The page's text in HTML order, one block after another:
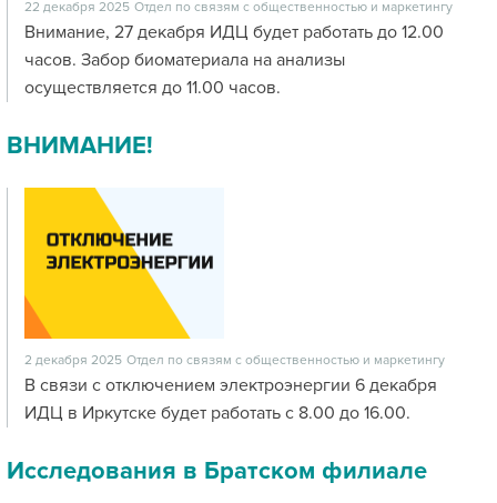
22 декабря 2025 Отдел по связям с общественностью и маркетингу
Внимание, 27 декабря ИДЦ будет работать до 12.00
часов. Забор биоматериала на анализы
осуществляется до 11.00 часов.
ВНИМАНИЕ!
2 декабря 2025 Отдел по связям с общественностью и маркетингу
В связи с отключением электроэнергии 6 декабря
ИДЦ в Иркутске будет работать с 8.00 до 16.00.
Исследования в Братском филиале